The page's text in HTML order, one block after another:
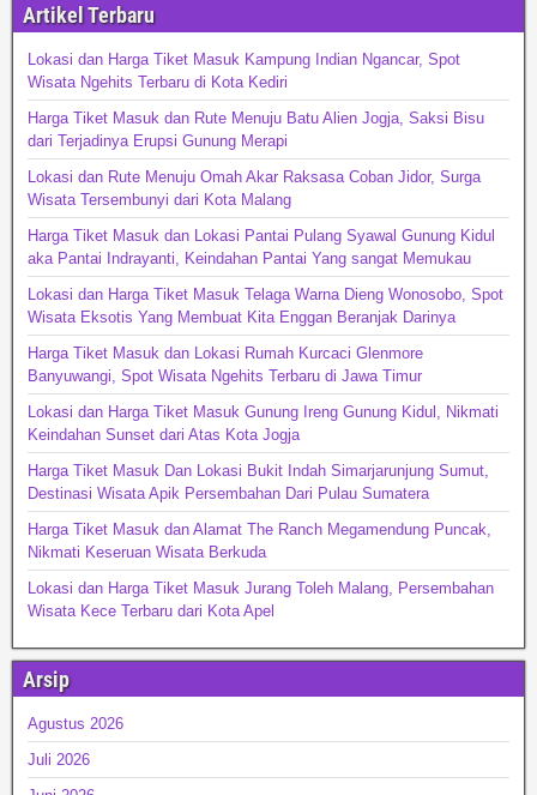
Artikel Terbaru
Lokasi dan Harga Tiket Masuk Kampung Indian Ngancar, Spot
Wisata Ngehits Terbaru di Kota Kediri
Harga Tiket Masuk dan Rute Menuju Batu Alien Jogja, Saksi Bisu
dari Terjadinya Erupsi Gunung Merapi
Lokasi dan Rute Menuju Omah Akar Raksasa Coban Jidor, Surga
Wisata Tersembunyi dari Kota Malang
Harga Tiket Masuk dan Lokasi Pantai Pulang Syawal Gunung Kidul
aka Pantai Indrayanti, Keindahan Pantai Yang sangat Memukau
Lokasi dan Harga Tiket Masuk Telaga Warna Dieng Wonosobo, Spot
Wisata Eksotis Yang Membuat Kita Enggan Beranjak Darinya
Harga Tiket Masuk dan Lokasi Rumah Kurcaci Glenmore
Banyuwangi, Spot Wisata Ngehits Terbaru di Jawa Timur
Lokasi dan Harga Tiket Masuk Gunung Ireng Gunung Kidul, Nikmati
Keindahan Sunset dari Atas Kota Jogja
Harga Tiket Masuk Dan Lokasi Bukit Indah Simarjarunjung Sumut,
Destinasi Wisata Apik Persembahan Dari Pulau Sumatera
Harga Tiket Masuk dan Alamat The Ranch Megamendung Puncak,
Nikmati Keseruan Wisata Berkuda
Lokasi dan Harga Tiket Masuk Jurang Toleh Malang, Persembahan
Wisata Kece Terbaru dari Kota Apel
Arsip
Agustus 2026
Juli 2026